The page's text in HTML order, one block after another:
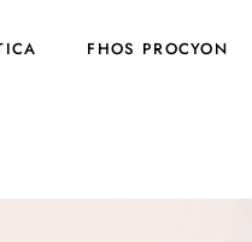
FHOS PROCYON